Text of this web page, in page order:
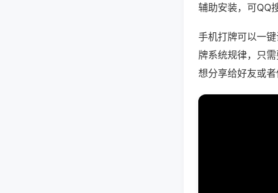
辅助安装，可QQ
手机打牌可以一
牌系统规律，只
想分享给好友或者